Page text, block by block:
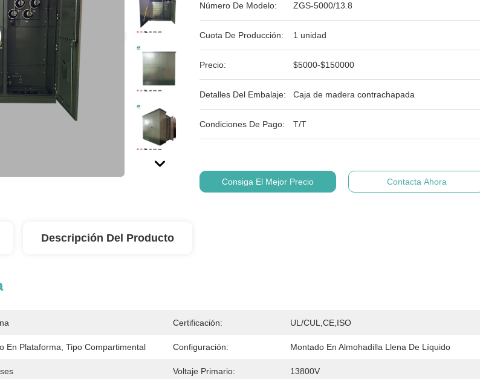
Número De Modelo: ZGS-5000/13.8
Cuota De Producción: 1 unidad
Precio: $5000-$150000
Detalles Del Embalaje: Caja de madera contrachapada
Condiciones De Pago: T/T
Consiga El Mejor Precio Contacta Ahora
Descripción Del Producto
Certificación: UL/cUL,CE,ISO
En Plataforma, Tipo Compartimental Configuración: Montado En Almohadilla Llena De Líquido
Voltaje Primario: 13800V